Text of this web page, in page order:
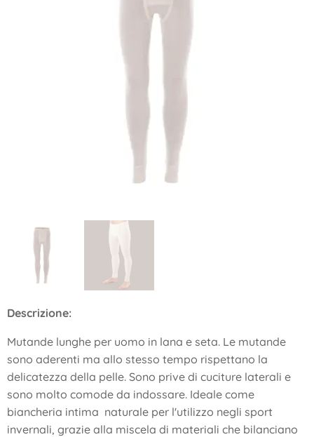
Descrizione:
Mutande lunghe per uomo in lana e seta. Le mutande
sono aderenti ma allo stesso tempo rispettano la
delicatezza della pelle. Sono prive di cuciture laterali e
sono molto comode da indossare. Ideale come
biancheria intima naturale per l'utilizzo negli sport
invernali, grazie alla miscela di materiali che bilanciano